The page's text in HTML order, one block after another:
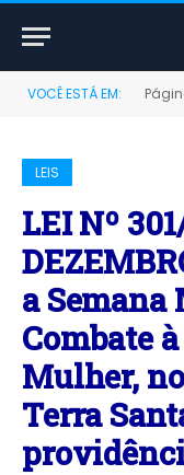
VOCÊ ESTÁ EM:
LEIS
LEI Nº
a
Combate
Mulher,
Terra